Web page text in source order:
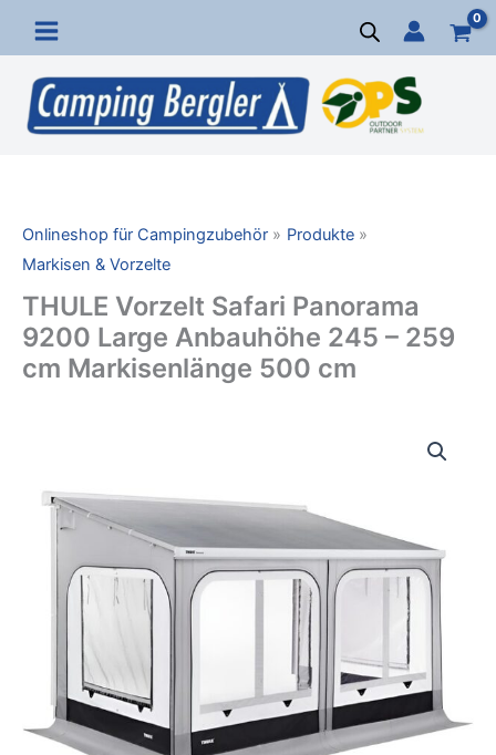
Inhalt
springen
Onlineshop für Campingzubehör
Produkte
Markisen & Vorzelte
THULE Vorzelt Safari Panorama
9200 Large Anbauhöhe 245 – 259
cm Markisenlänge 500 cm
Panorama
9200
Large
Markisenlänge
Menge